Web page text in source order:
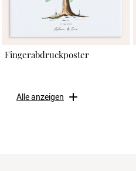
Fingerabdruckposter
Alle anzeigen